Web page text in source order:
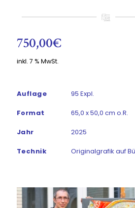
750,00€
inkl. 7 % MwSt.
Auflage 95 Expl.
Format 65,0 x 50,0 cm o.R.
Jahr 2025
Technik Originalgrafik auf